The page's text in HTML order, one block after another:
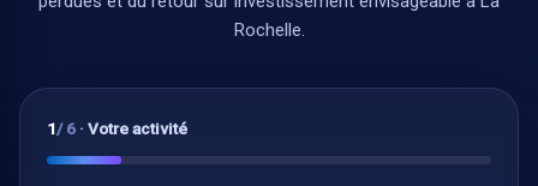
Rochelle.
1/ 6 · Votre activité